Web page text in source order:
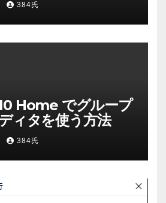
384氏
Home でグループ
ィタを使う方法
384氏